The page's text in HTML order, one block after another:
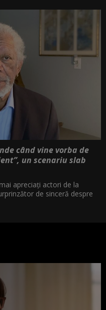
când vine vorba de
un scenariu slab
apreciați actori de la
de sinceră despre